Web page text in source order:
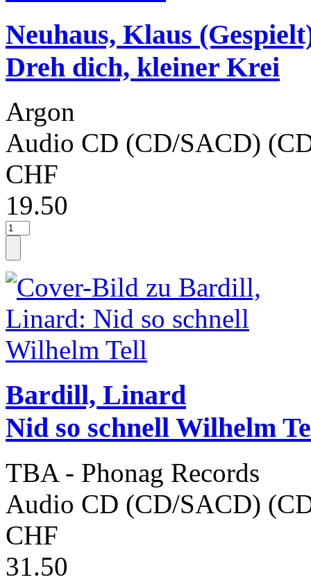
Neuhaus, Klaus
Dreh dich, kleiner Krei
Argon
Audio CD (CD/SACD)
CHF
19.50
Bardill, Linard
Nid so schnell Wilhelm
TBA - Phonag Records
Audio CD (CD/SACD)
CHF
31.50